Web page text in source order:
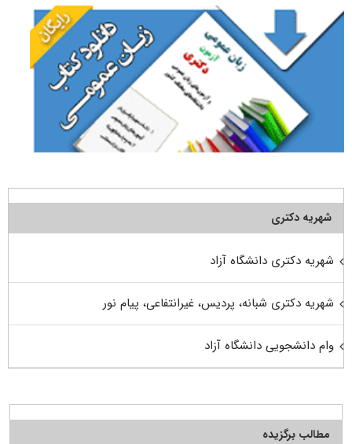
شهریه دکتری
شهریه دکتری دانشگاه آزاد
شهریه دکتری شبانه، پردیس، غیرانتفاعی، پیام نور
وام دانشجویی دانشگاه آزاد
مطالب برگزیده